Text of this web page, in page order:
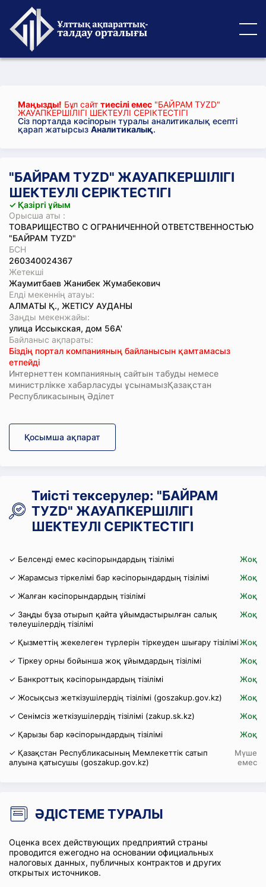
Маңызды! Бұл сайт тиесілі емес "БАЙРАМ ТУZD"
ЖАУАПКЕРШІЛІГІ ШЕКТЕУЛІ СЕРІКТЕСТІГІ
Сіз порталда кәсіпорын туралы аналитикалық есепті
қарап жатырсыз Аналитикалық.
"БАЙРАМ ТУZD" ЖАУАПКЕРШІЛІГІ
ШЕКТЕУЛІ СЕРІКТЕСТІГІ
✓ Қазіргі ұйым
Орысша аты :
ТОВАРИЩЕСТВО С ОГРАНИЧЕННОЙ ОТВЕТСТВЕННОСТЬЮ
"БАЙРАМ ТУZD"
БСН
260340024367
Жетекші
Жаумитбаев Жанибек Жумабекович
Елді мекеннің атауы:
АЛМАТЫ Қ., ЖЕТІСУ АУДАНЫ
Заңды мекенжайы:
улица Иссыкская, дом 56А'
Байланыс ақпараты:
Біздің портал компанияның байланысын қамтамасыз
етпейді
Интернеттен компанияның сайтын табуды немесе
министрлікке хабарласуды ұсынамызҚазақстан
Республикасының Әділет
Қосымша ақпарат
Тиісті тексерулер: "БАЙРАМ
ТУZD" ЖАУАПКЕРШІЛІГІ
ШЕКТЕУЛІ СЕРІКТЕСТІГІ
✓ Белсенді емес кәсіпорындардың тізілімі
Жоқ
✓ Жарамсыз тіркелімі бар кәсіпорындардың тізілімі
Жоқ
✓ Жалған кәсіпорындардың тізілімі
Жоқ
✓ Заңды бұза отырып қайта ұйымдастырылған салық
төлеушілердің тізілімі
Жоқ
✓ Қызметтің жекелеген түрлерін тіркеуден шығару тізіліміЖоқ
✓ Тіркеу орны бойынша жоқ ұйымдардың тізілімі
Жоқ
✓ Банкроттық кәсіпорындардың тізілімі
Жоқ
✓ Жосықсыз жеткізушілердің тізілімі (goszakup.gov.kz)
Жоқ
✓ Сенімсіз жеткізушілердің тізілімі (zakup.sk.kz)
Жоқ
✓ Қарызы бар кәсіпорындардың тізілімі
Жоқ
✓ Қазақстан Республикасының Мемлекеттік сатып
алуына қатысушы (goszakup.gov.kz)
Мүше
емес
ӘДІСТЕМЕ ТУРАЛЫ
Оценка всех действующих предприятий страны
проводится ежегодно на основании официальных
налоговых данных, публичных контрактов и других
открытых источников.